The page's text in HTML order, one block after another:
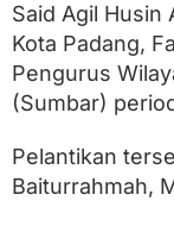
a
r
g
e
t
a
n
S
Said Agil Husin
Kota Padang,
Pengurus
(Sumbar)
Pelantikan
Baiturrahmah,